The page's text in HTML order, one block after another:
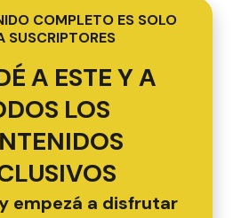
COMPLETO ES SOLO
SUSCRIPTORES
A ESTE Y A
LOS
empezá a disfrutar